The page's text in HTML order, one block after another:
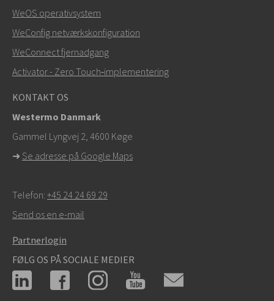
WeOS operativsystem
WeConfig netværkskonfiguration
WeConnect fjernadgang
Activator - Zero Touch‑implementering
KONTAKT OS
Westermo Danmark
Gammel Lyngvej 2, 4600 Køge
➜ Se adresse på Google Maps
Telefon: +45 24 24 69 29
Send os en e-mail
Partnerlogin
FØLG OS PÅ SOCIALE MEDIER